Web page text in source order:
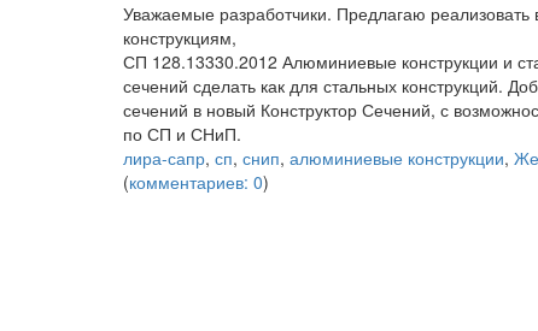
Уважаемые разработчики. Предлагаю
конструкциям,
СП 128.13330.2012 Алюминиевые конструкции и
сечений сделать как для стальных конструкций.
сечений в новый Конструктор Сечений, с
по СП и СНиП.
лира-сапр, сп, снип, алюминиевые конструкции,
(комментариев: 0)